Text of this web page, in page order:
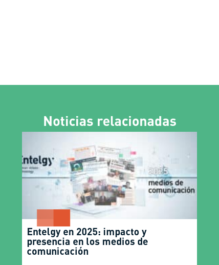
Noticias relacionadas
Entelgy en 2025: impacto y
presencia en los medios de
comunicación